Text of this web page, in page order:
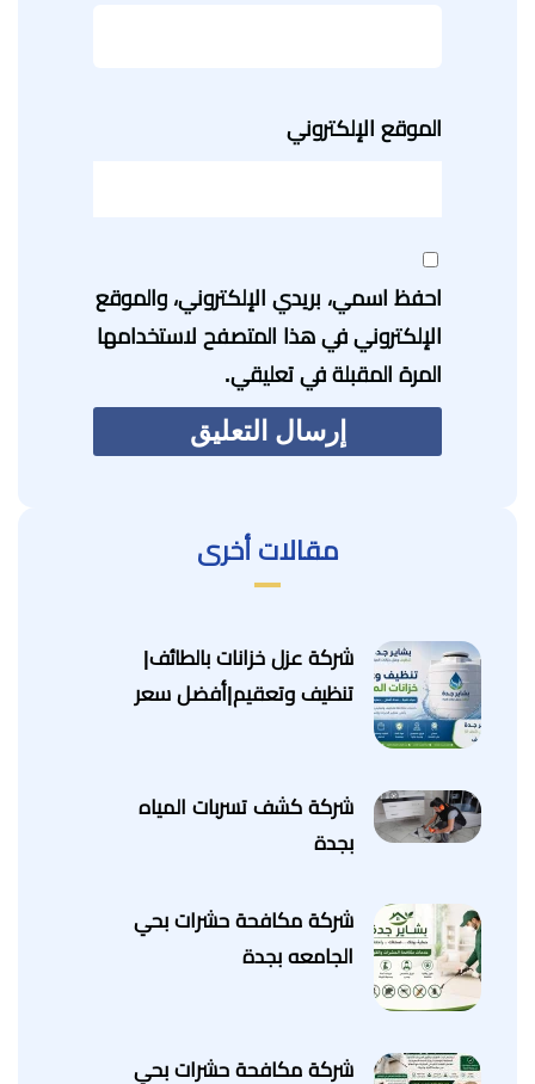
الموقع الإلكتروني
احفظ اسمي، بريدي الإلكتروني، والموقع
الإلكتروني في هذا المتصفح لاستخدامها
المرة المقبلة في تعليقي.
مقالات أخرى
شركة عزل خزانات بالطائف|
تنظيف وتعقيم|أفضل سعر
شركة كشف تسربات المياه
بجدة
شركة مكافحة حشرات بحي
الجامعه بجدة
شركة مكافحة حشرات بحي